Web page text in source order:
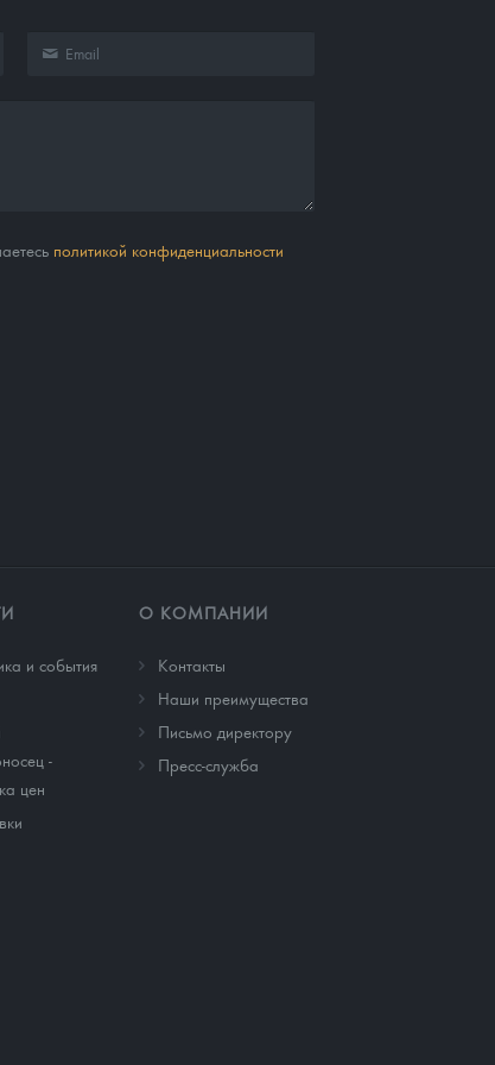
политикой конфиденциальности
и события
-
цен
О КОМПАНИИ
Контакты
Наши преимущества
Письмо директору
Пресс-служба